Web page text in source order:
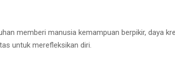
memberi manusia kemampuan berpikir, daya
untuk merefleksikan diri.